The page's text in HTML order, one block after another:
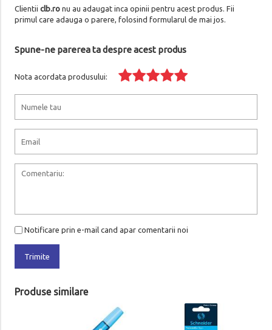
Clientii clb.ronu au adaugat inca opinii pentru acest produs. Fii
primul care adauga o parere, folosind formularul de mai jos.
Spune-ne parerea ta despre acest produs
Nota acordata produsului:
Notificare prin e-mail cand apar comentarii noi
Trimite
Produse similare